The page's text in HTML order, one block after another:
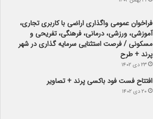
فراخوان عمومی واگذاری اراضی با کاربری تجاری،
آموزشی، ورزشی، درمانی، فرهنگی، تفریحی و
مسکونی / فرصت استثنایی سرمایه گذاری در شهر
پرند + طرح
۲۳ دی ۱۴۰۲
افتتاح فست فود باکسی پرند + تصاویر
۲۰ دی ۱۴۰۲